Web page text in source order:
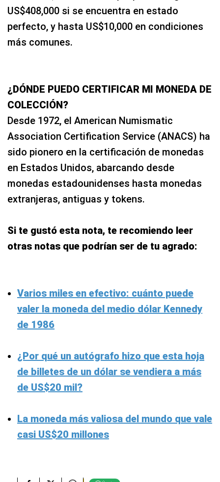
US$408,000 si se encuentra en estado
perfecto, y hasta US$10,000 en condiciones
más comunes.
¿DÓNDE PUEDO CERTIFICAR MI MONEDA DE
COLECCIÓN?
Desde 1972, el American Numismatic
Association Certification Service (ANACS) ha
sido pionero en la certificación de monedas
en Estados Unidos, abarcando desde
monedas estadounidenses hasta monedas
extranjeras, antiguas y tokens.
Si te gustó esta nota, te recomiendo leer
otras notas que podrían ser de tu agrado:
Varios miles en efectivo: cuánto puede
valer la moneda del medio dólar Kennedy
de 1986
¿Por qué un autógrafo hizo que esta hoja
de billetes de un dólar se vendiera a más
de US$20 mil?
La moneda más valiosa del mundo que vale
casi US$20 millones